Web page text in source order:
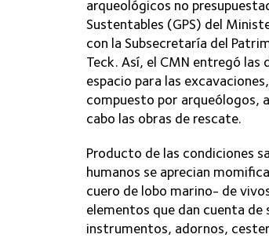
arqueológicos no
Sustentables (GPS) del
con la Subsecretaría del
Teck. Así, el CMN entregó
espacio para las
compuesto por arqueólogos,
cabo las obras de rescate.
Producto de las condiciones
humanos se aprecian
cuero de lobo marino- de
elementos que dan cuenta
instrumentos, adornos,